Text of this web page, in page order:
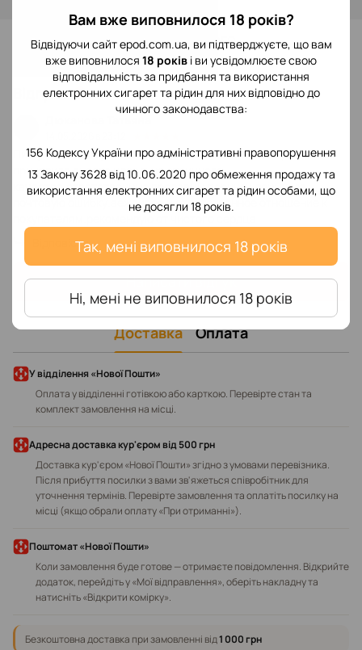
Вам вже виповнилося 18 років?
Відвідуючи сайт epod.com.ua, ви підтверджуєте, що вам
вже виповнилося 18 років і ви усвідомлюєте свою
відповідальність за придбання та використання
електронних сигарет та рідин для них відповідно до
чинного законодавства:
156 Кодексу України про адміністративні правопорушення
13 Закону 3628 від 10.06.2020 про обмеження продажу та
використання електронних сигарет та рідин особами, що
не досягли 18 років.
Так, мені виповнилося 18 років
Ні, мені не виповнилося 18 років
До обраного
Відгуки 1
Пишу отзыв от души.товар заказывала несколько раз -все
приходило просто идеально отличного
качества.ответственные продавцы,вернули деньги за
почтовую ошибку.вежливое и ответственное отношение к
покупателям.рекомендую от чистого сердца
Відповісти
Написати відгук
Доставка Оплата
У відділення «Нової Пошти»
Оплата у відділенні готівкою або карткою. Перевірте стан та
комплект замовлення на місці.
Адресна доставка кур'єром від 500 грн
Доставка кур'єром «Нової Пошти» згідно з умовами перевізника.
Після прибуття посилки з вами зв'яжеться співробітник для
уточнення термінів. Перевірте замовлення та оплатіть посилку на
місці (якщо обрали оплату «При отриманні»).
Поштомат «Нової Пошти»
Коли замовлення буде готове — отримаєте повідомлення. Відкрийте
додаток, перейдіть у «Мої відправлення», оберіть накладну та
натисніть «Відкрити комірку».
Безкоштовна доставка при замовленні від1 000 грн